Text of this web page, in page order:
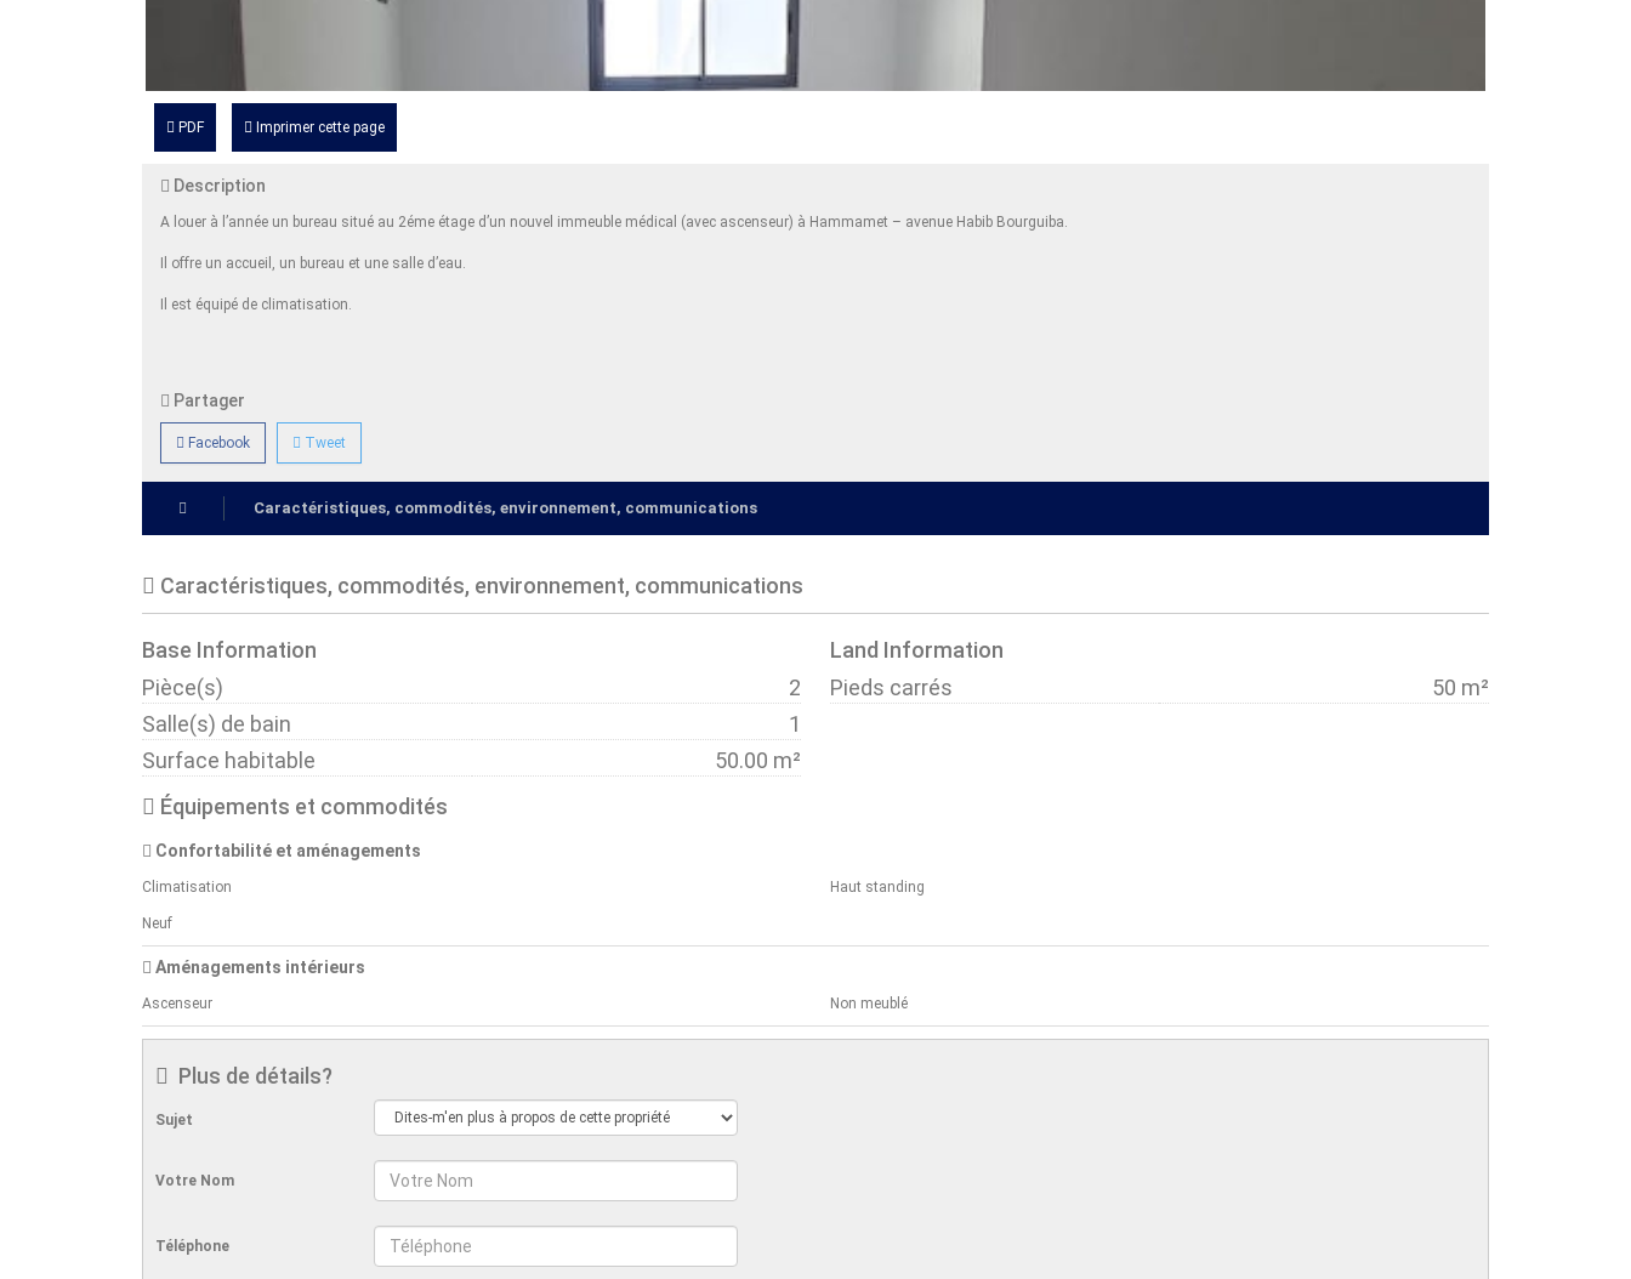
PDF Imprimer cette page
Description
A louer à l’année un bureau situé au 2éme étage d’un nouvel immeuble médical (avec ascenseur) à Hammamet – avenue Habib Bourguiba.
Il offre un accueil, un bureau et une salle d’eau.
Il est équipé de climatisation.
Partager
Facebook Tweet
Caractéristiques, commodités, environnement, communications
Caractéristiques, commodités, environnement, communications
Base Information
Pièce(s)
2
Salle(s) de bain
1
Surface habitable
50.00 m²
Land Information
Pieds carrés
50 m²
Équipements et commodités
Confortabilité et aménagements
Climatisation Haut standing
Neuf
Aménagements intérieurs
Ascenseur Non meublé
Plus de détails?
Sujet
Votre Nom
Téléphone